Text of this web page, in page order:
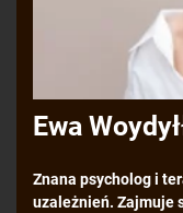
Ewa
Znana psycholog i
uzależnień. Zajmuje